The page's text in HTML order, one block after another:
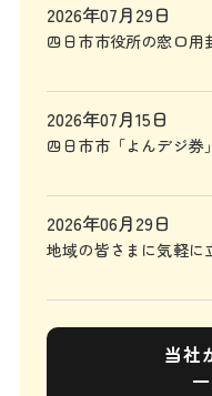
2026年07月29日
四日市市役所の窓口用
2026年07月15日
四日市市「よんデジ券
2026年06月29日
地域の皆さまに気軽に
当社